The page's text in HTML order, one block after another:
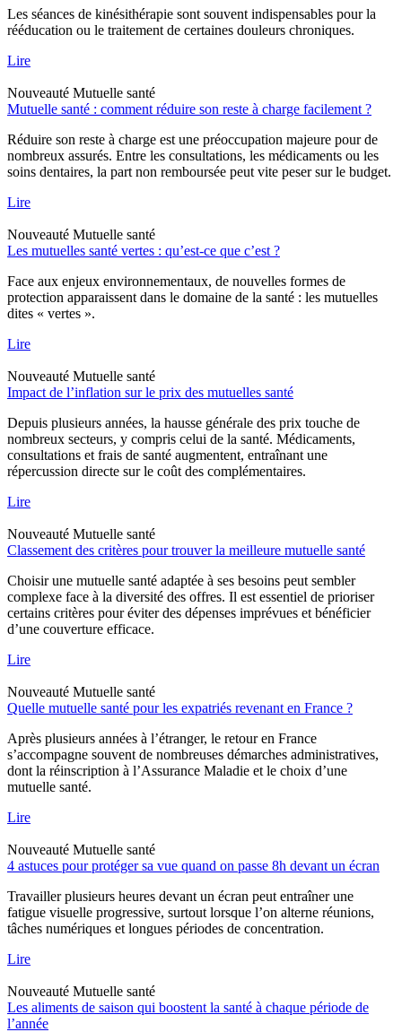
Les séances de kinésithérapie sont souvent indispensables pour la
rééducation ou le traitement de certaines douleurs chroniques.
Lire
Nouveauté Mutuelle santé
Mutuelle santé : comment réduire son reste à charge facilement ?
Réduire son reste à charge est une préoccupation majeure pour de
nombreux assurés. Entre les consultations, les médicaments ou les
soins dentaires, la part non remboursée peut vite peser sur le budget.
Lire
Nouveauté Mutuelle santé
Les mutuelles santé vertes : qu’est-ce que c’est ?
Face aux enjeux environnementaux, de nouvelles formes de
protection apparaissent dans le domaine de la santé : les mutuelles
dites « vertes ».
Lire
Nouveauté Mutuelle santé
Impact de l’inflation sur le prix des mutuelles santé
Depuis plusieurs années, la hausse générale des prix touche de
nombreux secteurs, y compris celui de la santé. Médicaments,
consultations et frais de santé augmentent, entraînant une
répercussion directe sur le coût des complémentaires.
Lire
Nouveauté Mutuelle santé
Classement des critères pour trouver la meilleure mutuelle santé
Choisir une mutuelle santé adaptée à ses besoins peut sembler
complexe face à la diversité des offres. Il est essentiel de prioriser
certains critères pour éviter des dépenses imprévues et bénéficier
d’une couverture efficace.
Lire
Nouveauté Mutuelle santé
Quelle mutuelle santé pour les expatriés revenant en France ?
Après plusieurs années à l’étranger, le retour en France
s’accompagne souvent de nombreuses démarches administratives,
dont la réinscription à l’Assurance Maladie et le choix d’une
mutuelle santé.
Lire
Nouveauté Mutuelle santé
4 astuces pour protéger sa vue quand on passe 8h devant un écran
Travailler plusieurs heures devant un écran peut entraîner une
fatigue visuelle progressive, surtout lorsque l’on alterne réunions,
tâches numériques et longues périodes de concentration.
Lire
Nouveauté Mutuelle santé
Les aliments de saison qui boostent la santé à chaque période de
l’année